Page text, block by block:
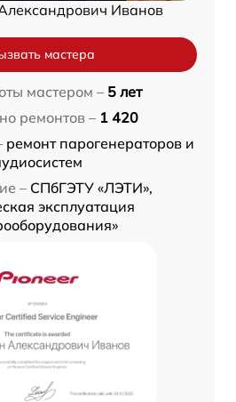
Иванов
мастера
мастером – 5 лет
ремонтов – 1 420
ремонт парогенераторов и
– СПбГЭТУ «ЛЭТИ»,
эксплуатация